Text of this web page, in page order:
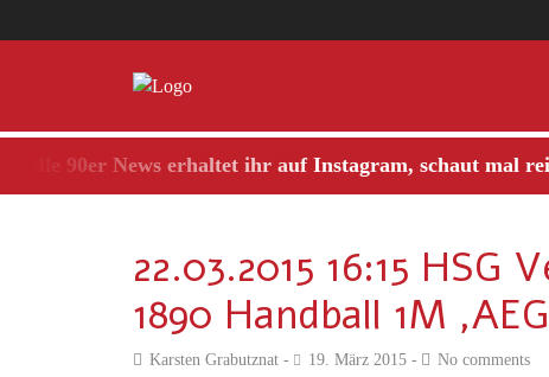
90er News erhaltet ihr auf Instagram, schaut mal rein
22.03.2015 16:15
1890 Handball 1M
Karsten Grabutznat 19. März 2015 No comments